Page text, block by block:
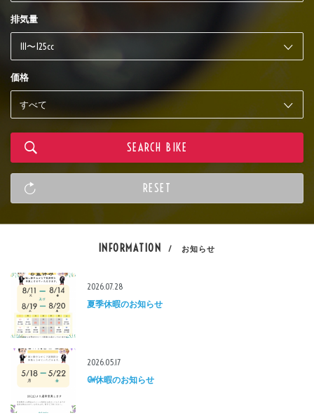
排気量
価格
INFORMATION / お知らせ
2026.07.28
夏季休暇のお知らせ
2026.05.17
GW休暇のお知らせ